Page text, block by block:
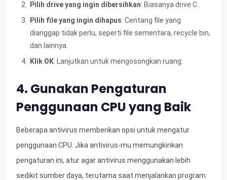
Pilih drive yang ingin dibersihkan: Biasanya drive C:.
Pilih file yang ingin dihapus: Centang file yang
dianggap tidak perlu, seperti file sementara, recycle bin,
dan lainnya.
Klik OK: Lanjutkan untuk mengosongkan ruang.
4. Gunakan Pengaturan
Penggunaan CPU yang Baik
Beberapa antivirus memberikan opsi untuk mengatur
penggunaan CPU. Jika antivirus-mu memungkinkan
pengaturan ini, atur agar antivirus menggunakan lebih
sedikit sumber daya, terutama saat menjalankan program